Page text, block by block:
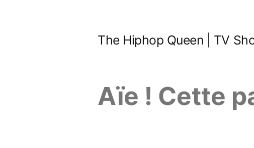
The Hiphop Queen | TV
Aïe ! Cette